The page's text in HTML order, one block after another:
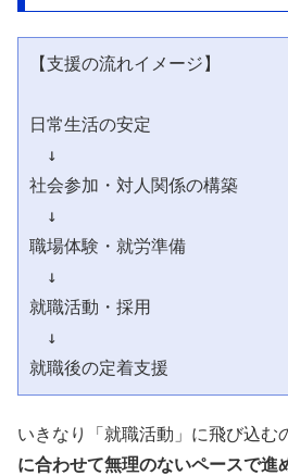
【支援の流れイメージ】
日常生活の安定
↓
社会参加・対人関係の構築
↓
職場体験・就労準備
↓
就職活動・採用
↓
いきなり「就職活動」に飛び込む
に合わせて無理のないペースで進